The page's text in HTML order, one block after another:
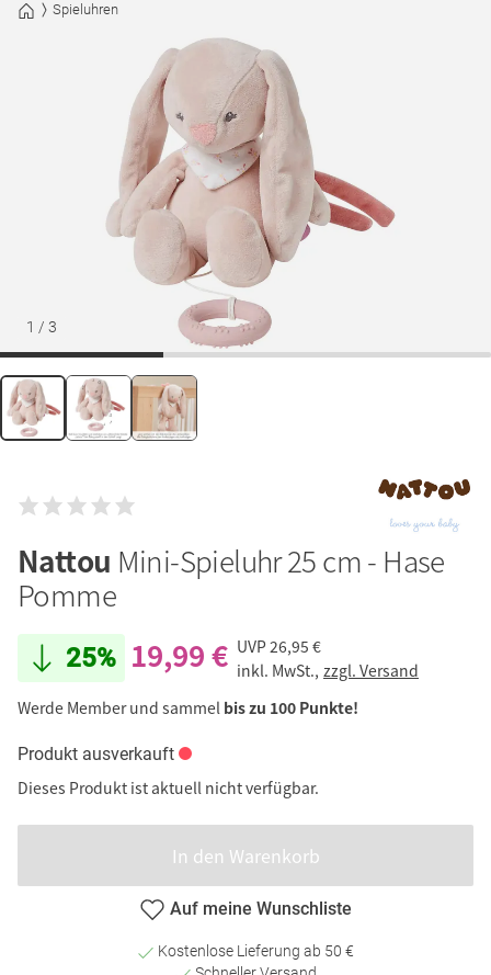
Spieluhren
1 / 3
Nattou Mini-Spieluhr 25 cm - Hase
Pomme
25% 19,99 € UVP26,95 €
inkl. MwSt., zzgl. Versand
Werde Member und sammel bis zu 100 Punkte!
Produkt ausverkauft
Dieses Produkt ist aktuell nicht verfügbar.
In den Warenkorb
Auf meine Wunschliste
Kostenlose Lieferung ab 50 €